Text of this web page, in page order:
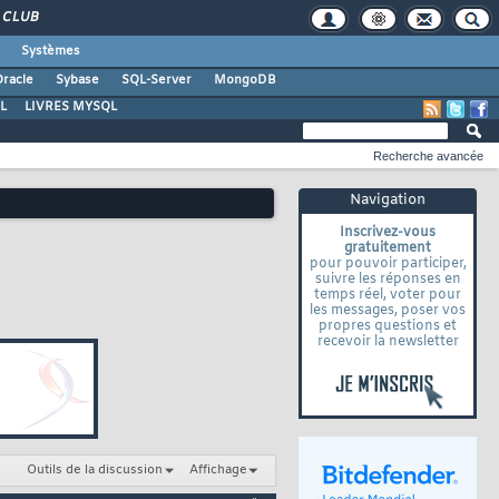
CLUB
Systèmes
Sybase SQL-Server
MongoDB
LIVRES MYSQL
Navigation
Inscrivez-vous
gratuitement
pour pouvoir participer,
suivre les réponses en
temps réel, voter pour
les messages, poser vos
propres questions et
recevoir la newsletter
Recherche avancée
Outils de la discussion Affichage